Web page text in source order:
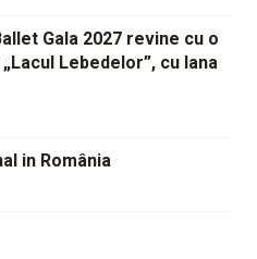
Gala 2027 revine cu o
Lebedelor”, cu Iana
in România